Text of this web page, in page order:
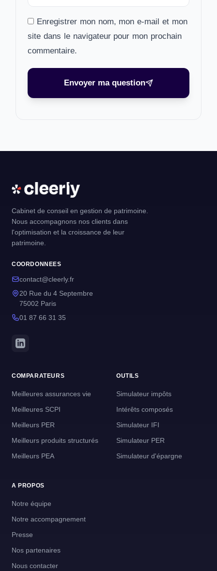
Enregistrer mon nom, mon e-mail et mon
site dans le navigateur pour mon prochain
commentaire.
Envoyer ma question
Cabinet de conseil en gestion de patrimoine.
Nous accompagnons nos clients dans
l'optimisation et la croissance de leur
patrimoine.
COORDONNEES
contact@cleerly.fr
20 Rue du 4 Septembre
75002 Paris
01 87 66 31 35
COMPARATEURS
Meilleures assurances vie
Meilleures SCPI
Meilleurs PER
Meilleurs produits structurés
Meilleurs PEA
OUTILS
Simulateur impôts
Intérêts composés
Simulateur IFI
Simulateur PER
Simulateur d'épargne
A PROPOS
Notre équipe
Notre accompagnement
Presse
Nos partenaires
Nous contacter